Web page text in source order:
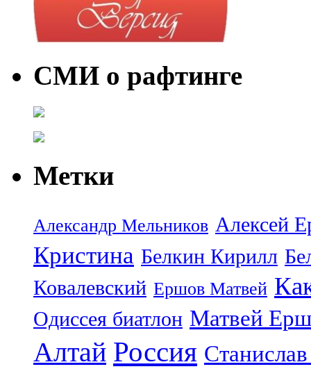
СМИ о рафтинге
Метки
Александр Мельников Алексей
Кристина Белкин Кирилл
Ковалевский Ершов Матвей
Одиссея биатлон Матвей
Алтай Россия